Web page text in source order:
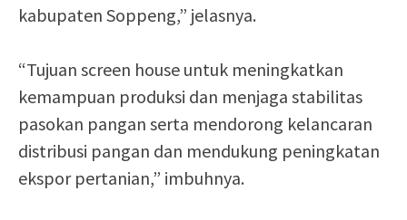
kabupaten Soppeng,” jelasnya.
“Tujuan screen house untuk meningkatkan
kemampuan produksi dan menjaga stabilitas
pasokan pangan serta mendorong kelancaran
distribusi pangan dan mendukung peningkatan
ekspor pertanian,” imbuhnya.